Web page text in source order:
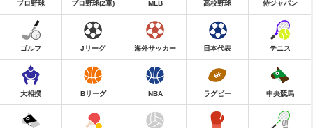
プロ野球 プロ野球(2軍) MLB 高校野球 侍ジャパン
ゴルフ Jリーグ 海外サッカー 日本代表 テニス
大相撲 Bリーグ NBA ラグビー 中央競馬